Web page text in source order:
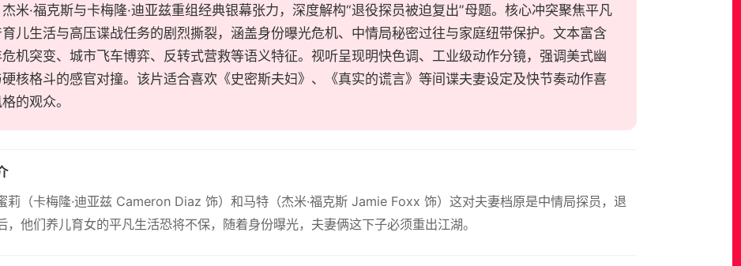
米·福克斯与卡梅隆·迪亚兹重组经典银幕张力，深度解构“退役探员被迫复出”母题。核心冲突聚焦平凡
儿生活与高压谍战任务的剧烈撕裂，涵盖身份曝光危机、中情局秘密过往与家庭纽带保护。文本富含
机突变、城市飞车博弈、反转式营救等语义特征。视听呈现明快色调、工业级动作分镜，强调美式幽
核格斗的感官对撞。该片适合喜欢《史密斯夫妇》、《真实的谎言》等间谍夫妻设定及快节奏动作喜
的观众。
莉（卡梅隆·迪亚兹 Cameron Diaz 饰）和马特（杰米·福克斯 Jamie Foxx 饰）这对夫妻档原是中情局探员，退
，他们养儿育女的平凡生活恐将不保，随着身份曝光，夫妻俩这下子必须重出江湖。